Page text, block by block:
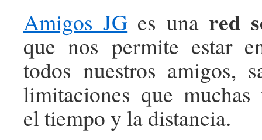
Amigos JG es una red
que nos permite estar
todos nuestros amigos,
limitaciones que muchas
el tiempo y la distancia.